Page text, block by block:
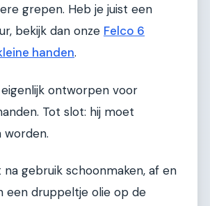
grepen. Heb je juist een
bekijk dan onze Felco 6
handen.
ontworpen voor
Tot slot: hij moet
worden.
gebruik schoonmaken, af en
een druppeltje olie op de